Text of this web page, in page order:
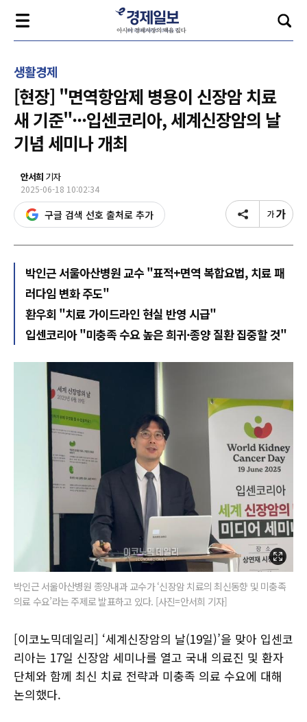
생활경제
[현장] "면역항암제 병용이 신장암 치료
새 기준"···입센코리아, 세계신장암의 날
기념 세미나 개최
안서희 기자
2025-06-18 10:02:34
구글 검색 선호 출처로 추가
박인근 서울아산병원 교수 "표적+면역 복합요법, 치료 패
러다임 변화 주도"
환우회 "치료 가이드라인 현실 반영 시급"
입센코리아 "미충족 수요 높은 희귀·종양 질환 집중할 것"
박인근 서울아산병원 종양내과 교수가 ‘신장암 치료의 최신동향 및 미충족
의료 수요’라는 주제로 발표하고 있다. [사진=안서희 기자]
[이코노믹데일리] ‘세계신장암의 날(19일)’을 맞아 입센코
리아는 17일 신장암 세미나를 열고 국내 의료진 및 환자
단체와 함께 최신 치료 전략과 미충족 의료 수요에 대해
논의했다.